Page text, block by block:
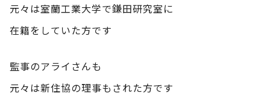
元々は室蘭工業大学で鎌田研究室に
在籍をしていた方です
監事のアライさんも
元々は新住協の理事もされた方です